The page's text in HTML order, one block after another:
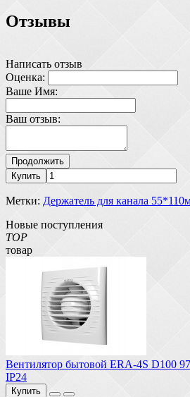
Отзывы
Написать отзыв
Оценка:
Ваше Имя:
Ваш отзыв:
Продолжить
Купить
Метки: Держатель для канала
Новые поступления
TOP
товар
Вентилятор бытовой ERA-4S D100
IP24
Купить